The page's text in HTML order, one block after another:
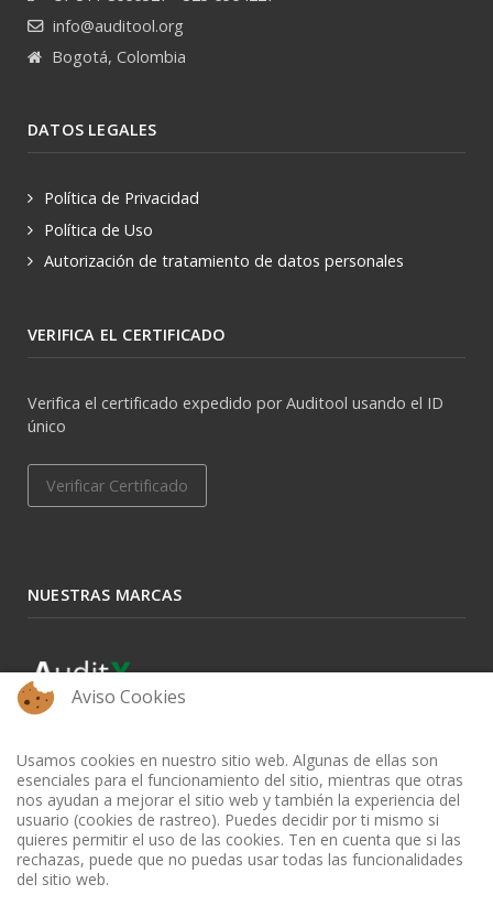
info@auditool.org
Bogotá, Colombia
DATOS LEGALES
Política de Privacidad
Política de Uso
Autorización de tratamiento de datos personales
VERIFICA EL CERTIFICADO
Verifica el certificado expedido por Auditool usando el ID
único
Verificar Certificado
NUESTRAS MARCAS
Aviso Cookies
Usamos cookies en nuestro sitio web. Algunas de ellas son
esenciales para el funcionamiento del sitio, mientras que otras
nos ayudan a mejorar el sitio web y también la experiencia del
usuario (cookies de rastreo). Puedes decidir por ti mismo si
quieres permitir el uso de las cookies. Ten en cuenta que si las
rechazas, puede que no puedas usar todas las funcionalidades
del sitio web.